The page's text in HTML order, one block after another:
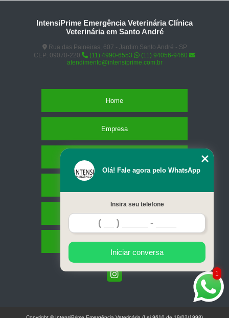
IntensiPrime Emergência Veterinária Clínica
Veterinária em Santo André
Rua das Paineiras, 607 - Jardim Santo André - SP
CEP: 09070-220
(11) 4990-6553
(11) 94056-9460
atendimento@intensiprime.com.br
Home
Empresa
Contato
Mapa do site
1
Olá! Fale agora pelo WhatsApp
Insira seu telefone
Iniciar conversa